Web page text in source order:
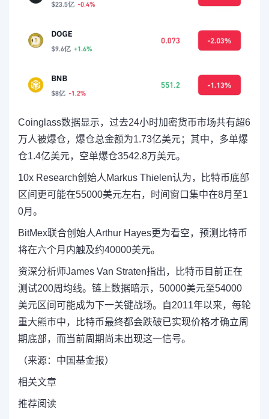
Coinglass数据显示，过去24小时加密货币市场共有超6
万人被爆仓，爆仓总金额为1.73亿美元；其中，多单爆
仓1.4亿美元，空单爆仓3542.8万美元。
10x Research创始人Markus Thielen认为，比特币底部
区间更可能在55000美元左右，时间窗口集中在8月至1
0月。
BitMex联合创始人Arthur Hayes更为看空，预测比特币
将在六个月内触及约40000美元。
资深分析师James Van Straten指出，比特币目前正在
测试200周均线。链上数据暗示，50000美元至54000
美元区间可能成为下一关键战场。自2011年以来，每轮
重大熊市中，比特币最终都会跌破已实现价格才确立周
期底部，而当前周期尚未出现这一信号。
（来源：中国基金报）
相关文章
推荐阅读